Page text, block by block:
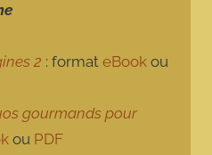
2 : formateBook ou
gourmands pour
ou PDF